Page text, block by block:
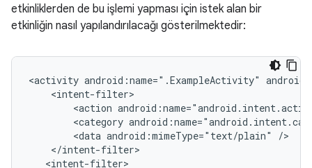
etkinliklerden de bu işlemi yapması için istek alan bir
etkinliğin nasıl yapılandırılacağı gösterilmektedir:
<activity android:name=".ExampleActivity"
<action
<category
<data android:mimeType="text/plain"